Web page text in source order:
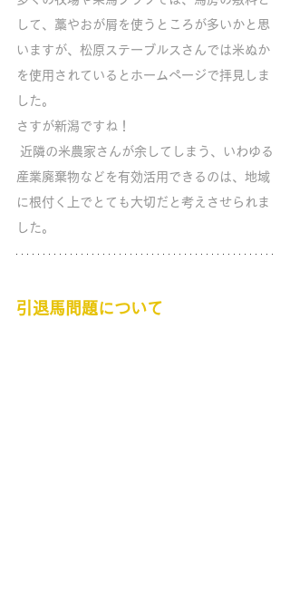
して、藁やおが屑を使うところが多いかと思
いますが、松原ステーブルスさんでは米ぬか
を使用されているとホームページで拝見しま
した。
さすが新潟ですね！
産業廃棄物などを有効活用できるのは、地域
に根付く上でとても大切だと考えさせられま
した。
引退馬問題について